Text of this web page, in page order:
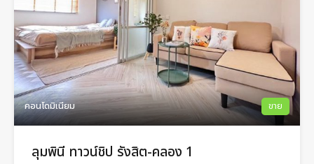
คอนโดมิเนียม ขาย
ลุมพินี ทาวน์ชิป รังสิต-คลอง 1